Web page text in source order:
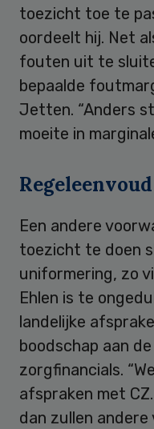
toezicht toe te
oordeelt hij. Net
fouten uit te
bepaalde
Jetten. “Anders
moeite in
Regeleenvoud
Een andere
toezicht te doen
uniformering, zo
Ehlen is te
landelijke
boodschap aan
zorgfinancials.
afspraken met
dan zullen andere